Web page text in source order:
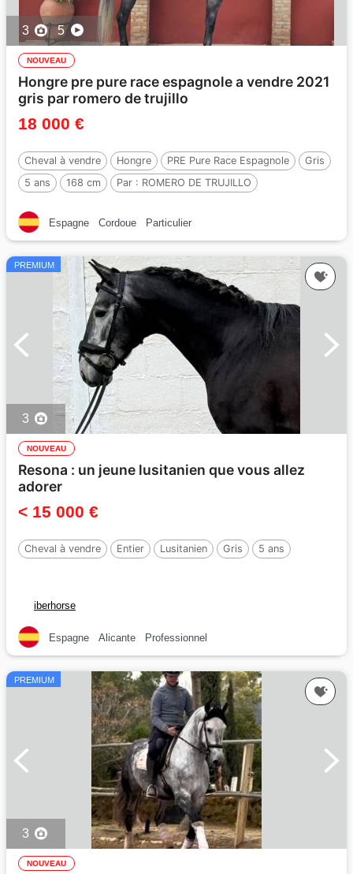
3 5
NOUVEAU
Hongre pre pure race espagnole a vendre 2021
gris par romero de trujillo
18 000 €
Cheval à vendre Hongre PRE Pure Race Espagnole
Gris
5 ans
168 cm Par : ROMERO DE TRUJILLO
Espagne Cordoue Particulier
PREMIUM
3
NOUVEAU
Resona : un jeune lusitanien que vous allez
adorer
< 15 000 €
Cheval à vendre Entier Lusitanien Gris 5 ans
iberhorse
Espagne Alicante Professionnel
PREMIUM
3
NOUVEAU